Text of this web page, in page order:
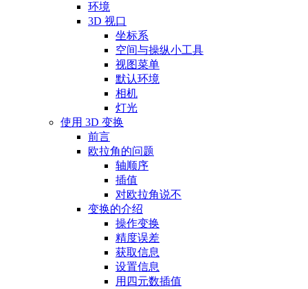
环境
3D 视口
坐标系
空间与操纵小工具
视图菜单
默认环境
相机
灯光
使用 3D 变换
前言
欧拉角的问题
轴顺序
插值
对欧拉角说不
变换的介绍
操作变换
精度误差
获取信息
设置信息
用四元数插值